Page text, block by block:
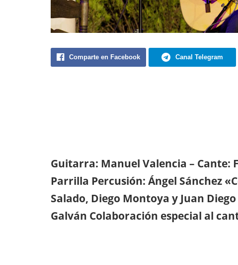
Comparte en Facebook Canal Telegram
Guitarra: Manuel Valencia – Cante:
Parrilla Percusión: Ángel Sánchez
Salado, Diego Montoya y Juan
Galván Colaboración especial al